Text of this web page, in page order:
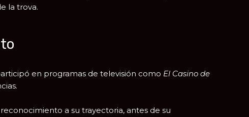
la trova.
en programas de televisión como El Casino de
a su trayectoria, antes de su